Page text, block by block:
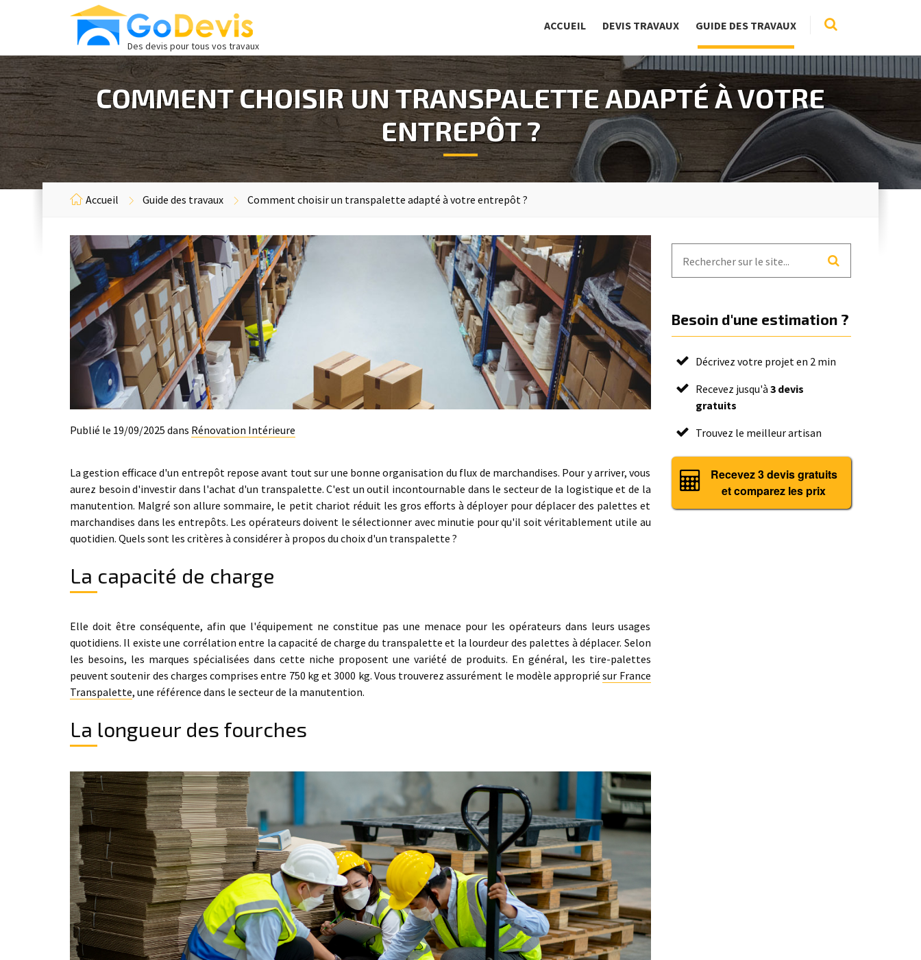
Des devis pour tous vos travaux
ACCUEIL DEVIS TRAVAUX GUIDE DES TRAVAUX
COMMENT CHOISIR UN TRANSPALETTE ADAPTÉ À VOTRE
ENTREPÔT ?
Accueil Guide des travaux Comment choisir un transpalette adapté à votre entrepôt ?
Publié le 19/09/2025 dans Rénovation Intérieure
La gestion efficace d'un entrepôt repose avant tout sur une bonne organisation du flux de marchandises. Pour y arriver, vous
aurez besoin d'investir dans l'achat d'un transpalette. C'est un outil incontournable dans le secteur de la logistique et de la
manutention. Malgré son allure sommaire, le petit chariot réduit les gros efforts à déployer pour déplacer des palettes et
marchandises dans les entrepôts. Les opérateurs doivent le sélectionner avec minutie pour qu'il soit véritablement utile au
quotidien. Quels sont les critères à considérer à propos du choix d'un transpalette ?
La capacité de charge
Elle doit être conséquente, afin que l'équipement ne constitue pas une menace pour les opérateurs dans leurs usages
quotidiens. Il existe une corrélation entre la capacité de charge du transpalette et la lourdeur des palettes à déplacer. Selon
les besoins, les marques spécialisées dans cette niche proposent une variété de produits. En général, les tire-palettes
peuvent soutenir des charges comprises entre 750 kg et 3000 kg. Vous trouverez assurément le modèle appropriésur France
Transpalette, une référence dans le secteur de la manutention.
La longueur des fourches
Besoin d'une estimation ?
Décrivez votre projet en 2 min
Recevez jusqu'à 3 devis
gratuits
Trouvez le meilleur artisan
Recevez 3 devis gratuits
et comparez les prix